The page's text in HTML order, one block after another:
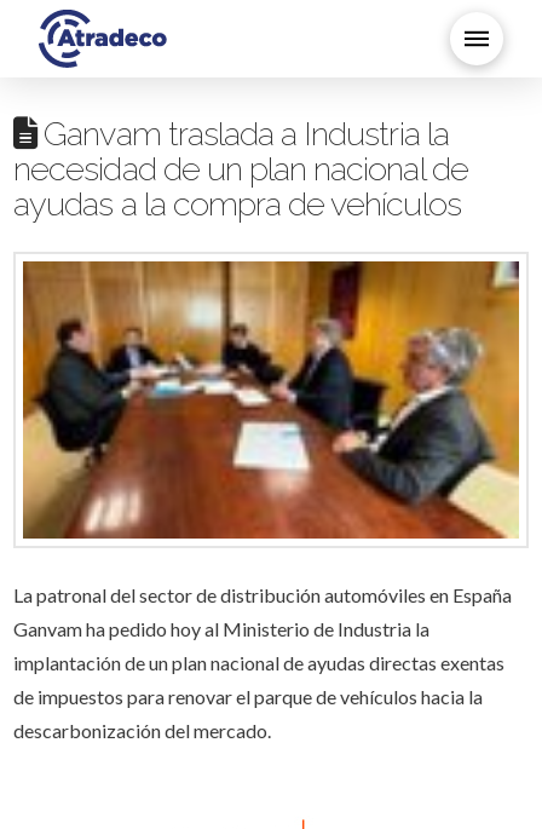
Ganvam traslada a Industria la
necesidad de un plan nacional de
ayudas a la compra de vehículos
La patronal del sector de distribución automóviles en España
Ganvam ha pedido hoy al Ministerio de Industria la
implantación de un plan nacional de ayudas directas exentas
de impuestos para renovar el parque de vehículos hacia la
descarbonización del mercado.